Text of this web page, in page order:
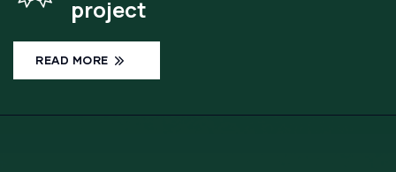
project
READ MORE